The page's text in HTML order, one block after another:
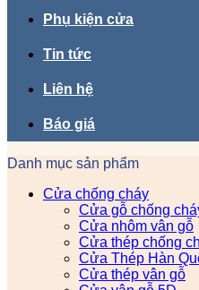
Phụ kiện cửa
Tin tức
Liên hệ
Báo giá
Danh mục sản phẩm
Cửa chống cháy
Cửa gỗ chống
Cửa nhôm vân gỗ
Cửa thép chống
Cửa Thép Hàn
Cửa thép vân gỗ